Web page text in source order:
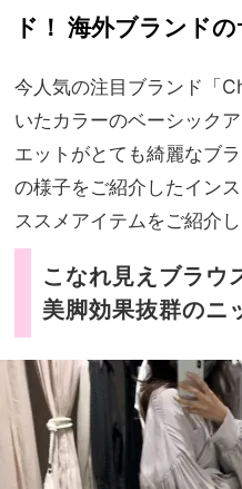
生残
【極
上の
家族
旅】
を
ド！ 海外ブランド
今人気の注目ブランド「
いたカラーのベーシック
エットがとても綺麗なブ
の様子をご紹介したイン
ススメアイテムをご紹介し
こなれ見えブラウ
美脚効果抜群のニ